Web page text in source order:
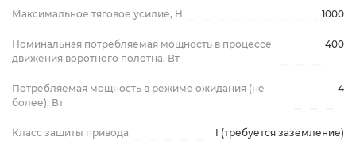
Максимальное тяговое усилие, H 1000
Номинальная потребляемая мощность в процессе
движения воротного полотна, Вт
400
Потребляемая мощность в режиме ожидания (не
более), Вт
4
Класс защиты привода I (требуется заземление)